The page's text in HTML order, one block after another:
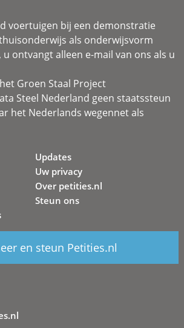
voertuigen bij een demonstratie
als onderwijsvorm
u ontvangt alleen e-mail van ons als u
Groen Staal Project
Steel Nederland geen staatssteun
het Nederlands wegennet als
Updates
Uw privacy
Over petities.nl
Steun ons
en steun Petities.nl